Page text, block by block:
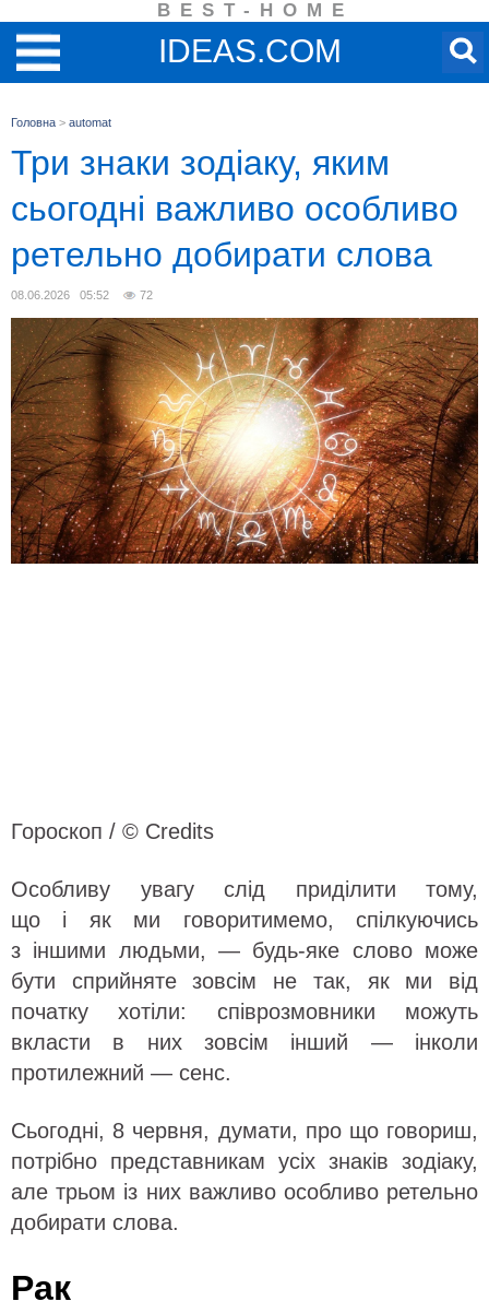
BEST-HOME
IDEAS.COM
Головна > automat
Три знаки зодіаку, яким
сьогодні важливо особливо
ретельно добирати слова
08.06.2026 05:52 72
Гороскоп / © Credits
Особливу увагу слід приділити тому,
що і як ми говоритимемо, спілкуючись
з іншими людьми, — будь-яке слово може
бути сприйняте зовсім не так, як ми від
початку хотіли: співрозмовники можуть
вкласти в них зовсім інший — інколи
протилежний — сенс.
Сьогодні, 8 червня, думати, про що говориш,
потрібно представникам усіх знаків зодіаку,
але трьом із них важливо особливо ретельно
добирати слова.
Рак